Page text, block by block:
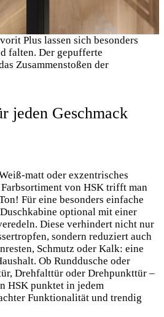
Plus lassen sich besonders
falten. Der gepufferte
Zusammenstoßen der
jeden Geschmack
matt oder exzentrisches
von HSK trifft man
Für eine besonders einfache
optional mit einer
Diese verhindert nicht nur
sondern reduziert auch
Schmutz oder Kalk: eine
Ob Runddusche oder
Drehfalttür oder Drehpunkttür –
HSK punktet in jedem
Funktionalität und trendig